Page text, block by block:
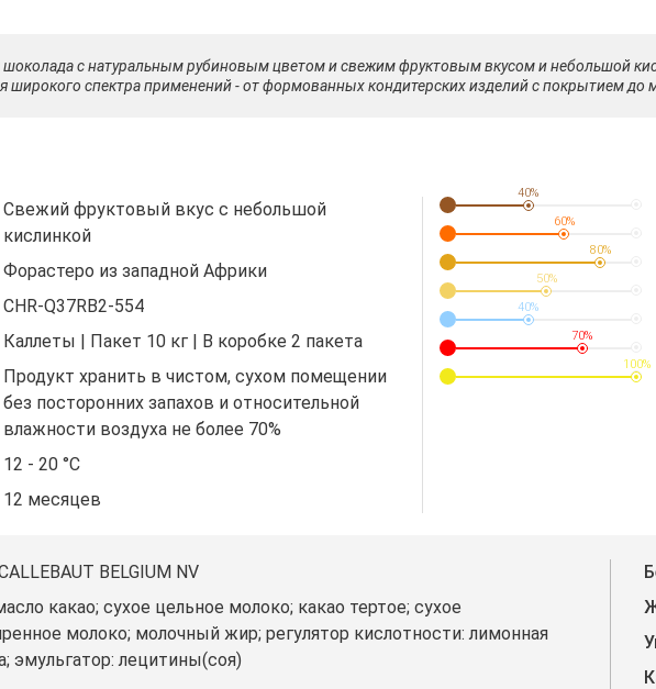
с натуральным рубиновым цветом и свежим фруктовым вкусом и небольшой
широкого спектра применений - от формованных кондитерских изделий с покрытием до
Свежий фруктовый вкус с небольшой
кислинкой
Форастеро из западной Африки
CHR-Q37RB2-554
Каллеты | Пакет 10 кг | В коробке 2 пакета
Продукт хранить в чистом, сухом помещении
без посторонних запахов и относительной
влажности воздуха не более 70%
12 - 20 °C
12 месяцев
40%
60%
80%
50%
40%
70%
100%
BELGIUM NV
какао; сухое цельное молоко; какао тертое; сухое
молоко; молочный жир; регулятор кислотности: лимонная
эмульгатор: лецитины(соя)